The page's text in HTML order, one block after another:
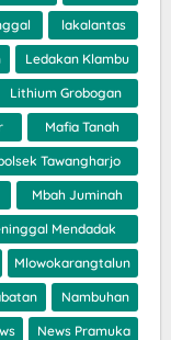
lakalantas
Ledakan Klambu
Lithium Grobogan
Mafia Tanah
Tawangharjo
Mbah Juminah
Mendadak
Mlowokarangtalun
Nambuhan
News Pramuka